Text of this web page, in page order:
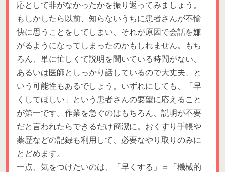
応として非がなかったかを振り返ってみましょう。
もしかしたら以前、知らないうちに患者さんが不愉
快に思うことをしてしまい、それが原因で会話を嫌
がるようになってしまったのかもしれません。もち
ろん、単に忙しくて説明を聞いている時間がない、
あるいは医師としっかり話しているので大丈夫、と
いう可能性もあるでしょう。いずれにしても、「早
くしてほしい」という患者さんの要望に応えること
が第一です。作業を急ぐのはもちろん、説明が不要
だと言われたらできるだけ簡潔に。おくすり手帳や
薬歴などの記録も利用して、必要なやり取りのみに
とどめます。
一点、気をつけたいのは、「早くする」＝「機械的